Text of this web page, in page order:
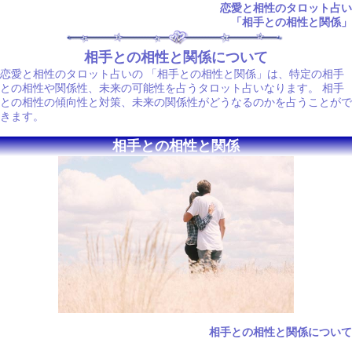
恋愛と相性のタロット占い
「相手との相性と関係」
相手との相性と関係について
恋愛と相性のタロット占いの 「相手との相性と関係」は、特定の相手
との相性や関係性、未来の可能性を占うタロット占いなります。 相手
との相性の傾向性と対策、未来の関係性がどうなるのかを占うことがで
きます。
相手との相性と関係
相手との相性と関係について